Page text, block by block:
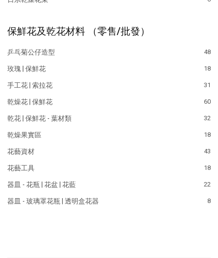
保鮮花及乾花材料 （零售/批發）
乒乓菊公仔造型 48
玫瑰 | 保鮮花 18
手工花 | 索拉花 31
乾燥花 | 保鮮花 60
乾花 | 保鮮花 - 葉材類 32
乾燥果實區 18
花藝資材 43
花藝工具 18
器皿 - 花瓶 | 花盆 | 花藍 22
器皿 - 玻璃罩花瓶 | 透明盒花器 8